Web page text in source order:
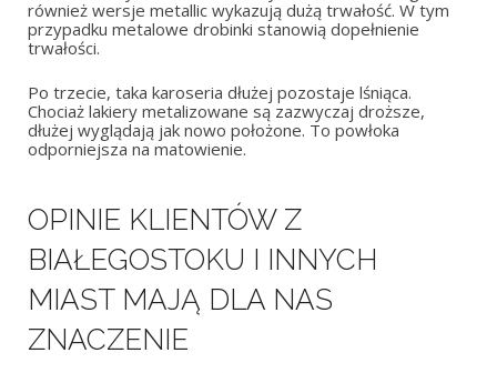
również wersje metallic wykazują dużą trwałość. W tym
przypadku metalowe drobinki stanowią dopełnienie
trwałości.
Po trzecie, taka karoseria dłużej pozostaje lśniąca.
Chociaż lakiery metalizowane są zazwyczaj droższe,
dłużej wyglądają jak nowo położone. To powłoka
odporniejsza na matowienie.
OPINIE KLIENTÓW Z
BIAŁEGOSTOKU I INNYCH
MIAST MAJĄ DLA NAS
ZNACZENIE